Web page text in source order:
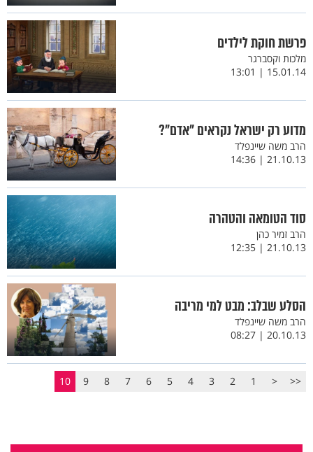
פרשת חוקת לילדים
מלכות וקסברגר
15.01.14 | 13:01
מדוע רק ישראל נקראים "אדם"?
הרב משה שיינפלד
21.10.13 | 14:36
סוד הטומאה והטהרה
הרב זמיר כהן
21.10.13 | 12:35
הסלע שבלב: מבט למי מריבה
הרב משה שיינפלד
20.10.13 | 08:27
<<
<
1
2
3
4
5
6
7
8
9
10